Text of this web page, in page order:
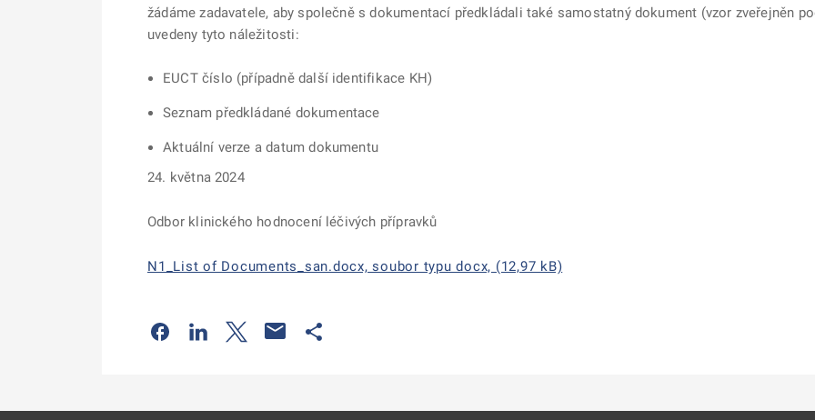
žádáme zadavatele, aby společně s dokumentací předkládali také samostatný dokument (vzor zveřejněn
uvedeny tyto náležitosti:
EUCT číslo (případně další identifikace KH)
Seznam předkládané dokumentace
Aktuální verze a datum dokumentu
24. května 2024
Odbor klinického hodnocení léčivých přípravků
N1_List of Documents_san.docx, soubor typu docx, (12,97 kB)
Odkaz se otevře na nové kartě
Odkaz se otevře na nové kartě
Odkaz se otevře na nové kartě